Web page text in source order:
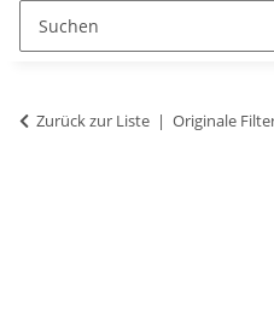
Zurück zur Liste Originale